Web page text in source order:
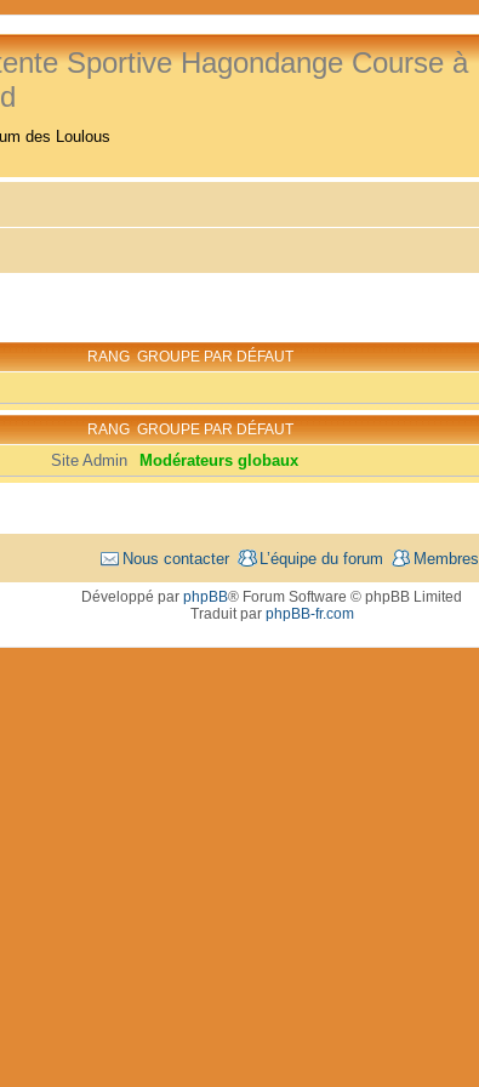
Sportive Hagondange Course à
des Loulous
RANG GROUPE PAR DÉFAUT
RANG GROUPE PAR DÉFAUT
Site Admin Modérateurs globaux
Membres
L’équipe du forum
Nous contacter
Développé par phpBB® Forum Software © phpBB Limited
Traduit par phpBB-fr.com